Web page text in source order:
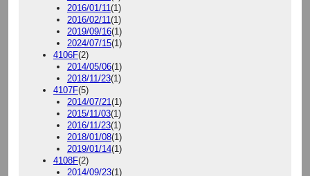
2016/01/11(1)
2016/02/11(1)
2019/09/16(1)
2024/07/15(1)
4106F(2)
2014/05/06(1)
2018/11/23(1)
4107F(5)
2014/07/21(1)
2015/11/03(1)
2016/11/23(1)
2018/01/08(1)
2019/01/14(1)
4108F(2)
2014/09/23(1)